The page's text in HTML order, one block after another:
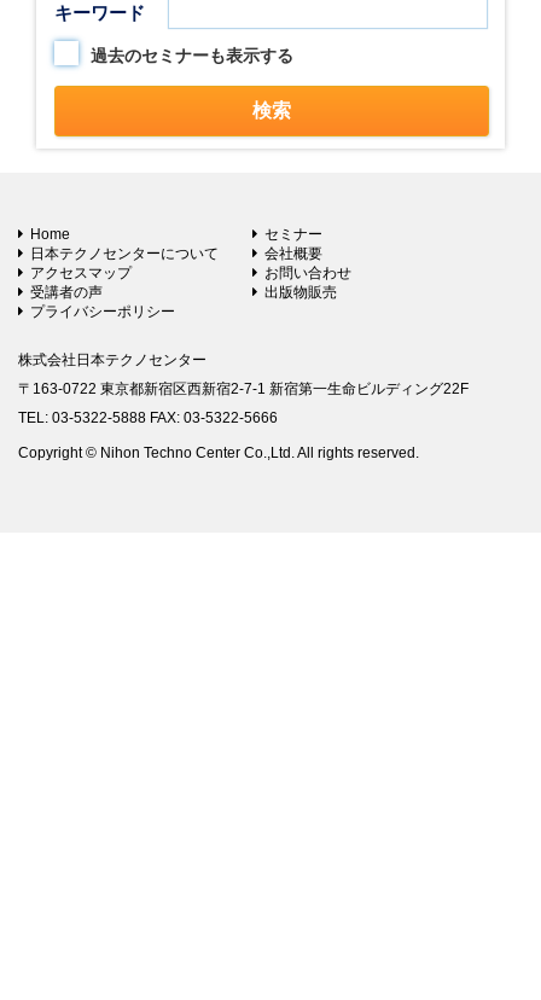
キーワード
過去のセミナーも表示する
Home
セミナー
日本テクノセンターについて
会社概要
アクセスマップ
お問い合わせ
受講者の声
出版物販売
プライバシーポリシー
株式会社日本テクノセンター
〒163-0722 東京都新宿区西新宿2-7-1 新宿第一生命ビルディング22F
TEL: 03-5322-5888 FAX: 03-5322-5666
Copyright © Nihon Techno Center Co.,Ltd. All rights reserved.